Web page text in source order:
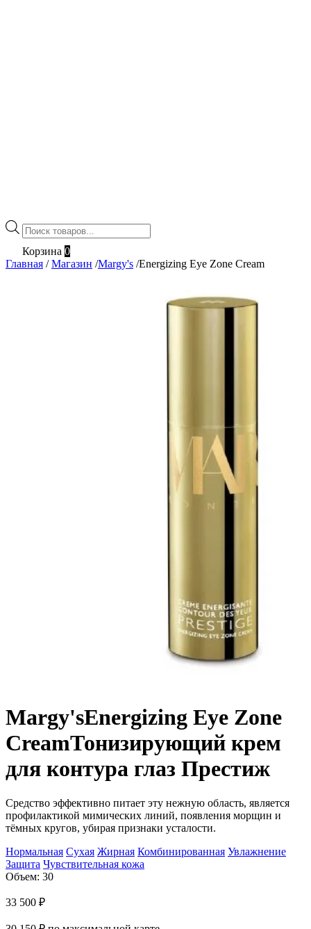
Поиск
товаров
Корзина 0
Главная / Магазин /Margy's /Energizing Eye Zone Cream
Margy'sEnergizing Eye Zone
CreamТонизирующий крем
для контура глаз Престиж
Средство эффективно питает эту нежную область, является
профилактикой мимических линий, появления морщин и
тёмных кругов, убирая признаки усталости.
Нормальная Сухая Жирная Комбинированная Увлажнение
Защита Чувствительная кожа
Объем: 30
33 500 ₽